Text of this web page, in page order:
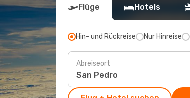
Flüge Hotels
Hin- und Rückreise Nur Hinreise
Abreiseort